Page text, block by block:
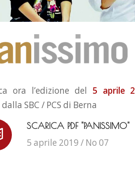
ora l’edizione del 5 aprile
SBC / PCS di Berna
SCARICA PDF "PANISSIMO"
5 aprile 2019 / No 07